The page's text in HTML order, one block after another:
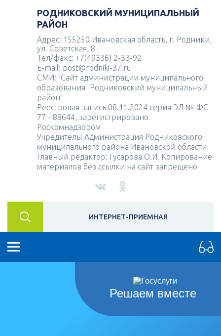
РОДНИКОВСКИЙ МУНИЦИПАЛЬНЫЙ
РАЙОН
Адрес: 155250 Ивановская область, г. Родники,
ул. Советская, 8
Тел/факс: +7(49336) 2-33-92
E-mail: post@rodniki-37.ru
СМИ: "Сайт администрации муниципального
образования "Родниковский муниципальный
район"
Реестровая запись 08.11.2024 серия ЭЛ № ФС
77 - 88644, зарегистрировано
Роскомнадзором
Учредитель: Администрация Родниковского
муниципального района Ивановской области
Главный редактор: Гусарова О.И. Копирование
материалов без ссылки на сайт запрещено
ИНТЕРНЕТ-ПРИЕМНАЯ
Решаем вместе